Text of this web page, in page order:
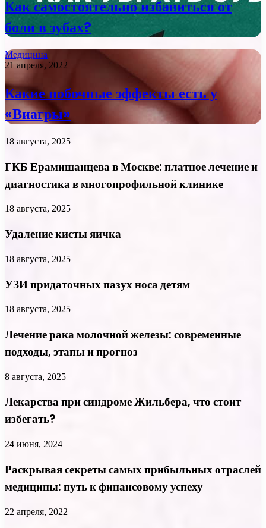
Как самостоятельно избавиться от
боли в зубах?
Медицина
21 апреля, 2022
Какие побочные эффекты есть у
«Виагры»
18 августа, 2025
ГКБ Ерамишанцева в Москве: платное лечение и
диагностика в многопрофильной клинике
18 августа, 2025
Удаление кисты яичка
18 августа, 2025
УЗИ придаточных пазух носа детям
18 августа, 2025
Лечение рака молочной железы: современные
подходы, этапы и прогноз
8 августа, 2025
Лекарства при синдроме Жильбера, что стоит
избегать?
24 июня, 2024
Раскрывая секреты самых прибыльных отраслей
медицины: путь к финансовому успеху
22 апреля, 2022